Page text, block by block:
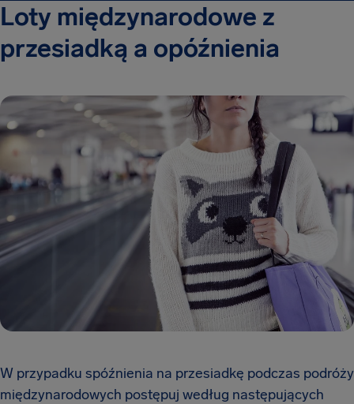
Loty międzynarodowe z
przesiadką a opóźnienia
W przypadku spóźnienia na przesiadkę podczas podróży
międzynarodowych postępuj według następujących